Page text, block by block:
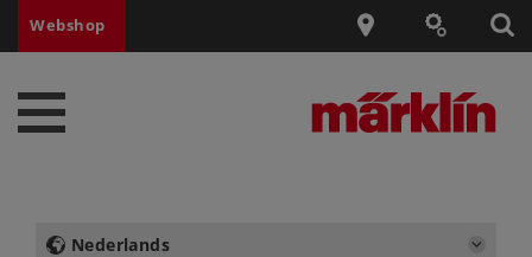
Webshop
Nederlands